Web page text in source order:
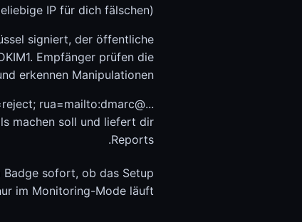
IP für dich fälschen).
signiert, der öffentliche
Empfänger prüfen die
erkennen Manipulationen.
rua=mailto:dmarc@...
machen soll und liefert dir
Reports.
Badge sofort, ob das Setup
im Monitoring-Mode läuft.